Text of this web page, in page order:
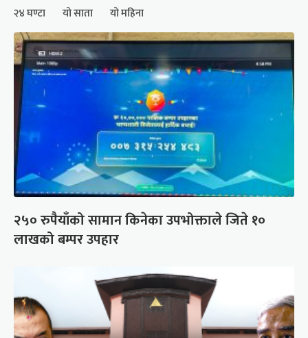
२४ घण्टा यो साता यो महिना
२५० रुपैयाँको सामान किनेका उपभोक्ताले जिते १०
लाखको बम्पर उपहार